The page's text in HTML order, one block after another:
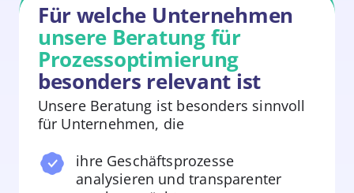
Für welche Unternehmen
unsere Beratung für
Prozessoptimierung
besonders relevant ist
Unsere Beratung ist besonders sinnvoll
für Unternehmen, die
ihre Geschäftsprozesse
analysieren und transparenter